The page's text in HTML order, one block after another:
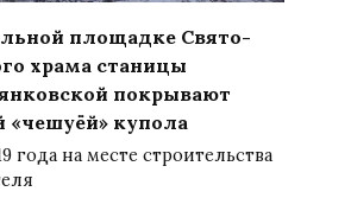
площадке Свято-
храма станицы
покрывают
«чешуёй» купола
года на месте строительства